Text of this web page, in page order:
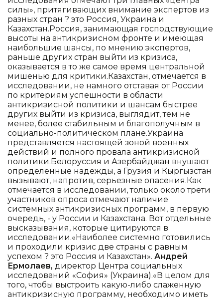
силы», притягивающих внимание экспертов из
разных стран ? это Россия, Украина и
Казахстан.Россия, занимающая господствующие
высоты на антикризисном фронте и имеющая
наибольшие шансы, по мнению экспертов,
раньше других стран выйти из кризиса,
оказывается в то же самое время центральной
мишенью для критики.Казахстан, отмечается в
исследовании, не намного отставая от России
по критериям успешности в области
антикризисной политики и шансам быстрее
других выйти из кризиса, выглядит, тем не
менее, более стабильным и благополучным в
социально-политическом плане.Украина
представляется настоящей зоной военных
действий и полного провала антикризисной
политики.Белоруссия и Азербайджан внушают
определенные надежды, а Грузия и Кыргызстан
вызывают, напротив, серьезные опасения.Как
отмечается в исследовании, только около трети
участников опроса отмечают наличие
системных антикризисных программ, в первую
очередь, - у России и Казахстана. Вот отдельные
высказывания, которые цитируются в
исследовании.«Наиболее системно готовились
и проходили кризис две страны с равным
успехом ? это Россия и Казахстан». Андрей
Ермолаев, директор Центра социальных
исследований «София» (Украина).«В целом для
того, чтобы выстроить какую-либо слаженную
антикризисную программу, необходимо иметь